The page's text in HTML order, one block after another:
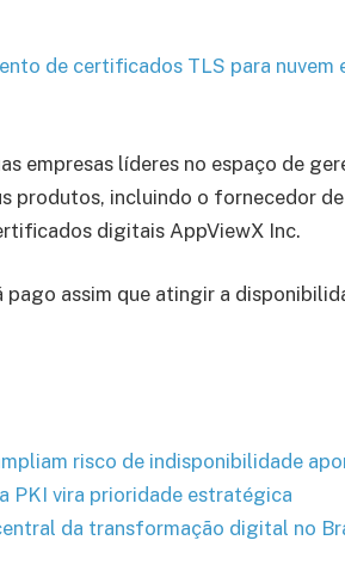
de certificados TLS para nuvem
empresas líderes no espaço de
produtos, incluindo o fornecedor
digitais AppViewX Inc.
pago assim que atingir a
risco de indisponibilidade
PKI vira prioridade estratégica
da transformação digital no